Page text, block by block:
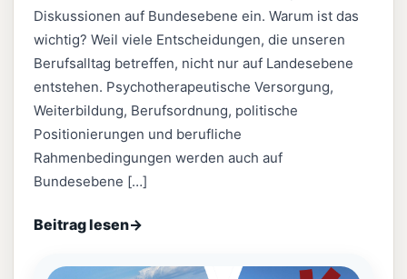
Diskussionen auf Bundesebene ein. Warum ist das
wichtig? Weil viele Entscheidungen, die unseren
Berufsalltag betreffen, nicht nur auf Landesebene
entstehen. Psychotherapeutische Versorgung,
Weiterbildung, Berufsordnung, politische
Positionierungen und berufliche
Rahmenbedingungen werden auch auf
Bundesebene […]
Beitrag lesen→